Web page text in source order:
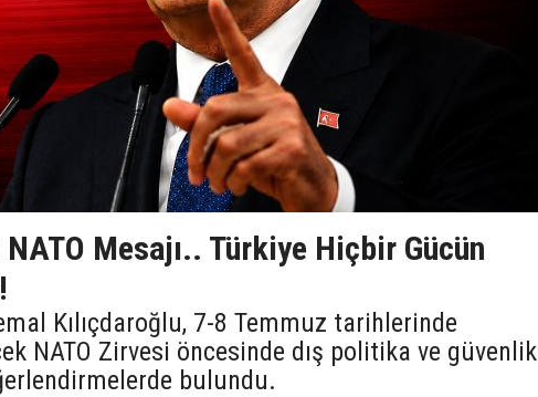
NATO Mesajı.. Türkiye Hiçbir Gücün
Kılıçdaroğlu, 7-8 Temmuz tarihlerinde
NATO Zirvesi öncesinde dış politika ve güvenlik
bulundu.